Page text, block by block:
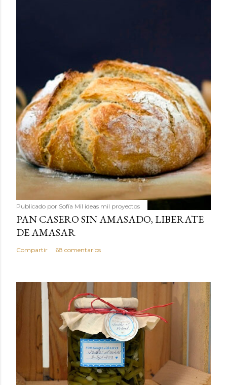
Publicado por Sofía Mil ideas mil proyectos
PAN CASERO SIN AMASADO, LIBERATE
DE AMASAR
Compartir 68 comentarios